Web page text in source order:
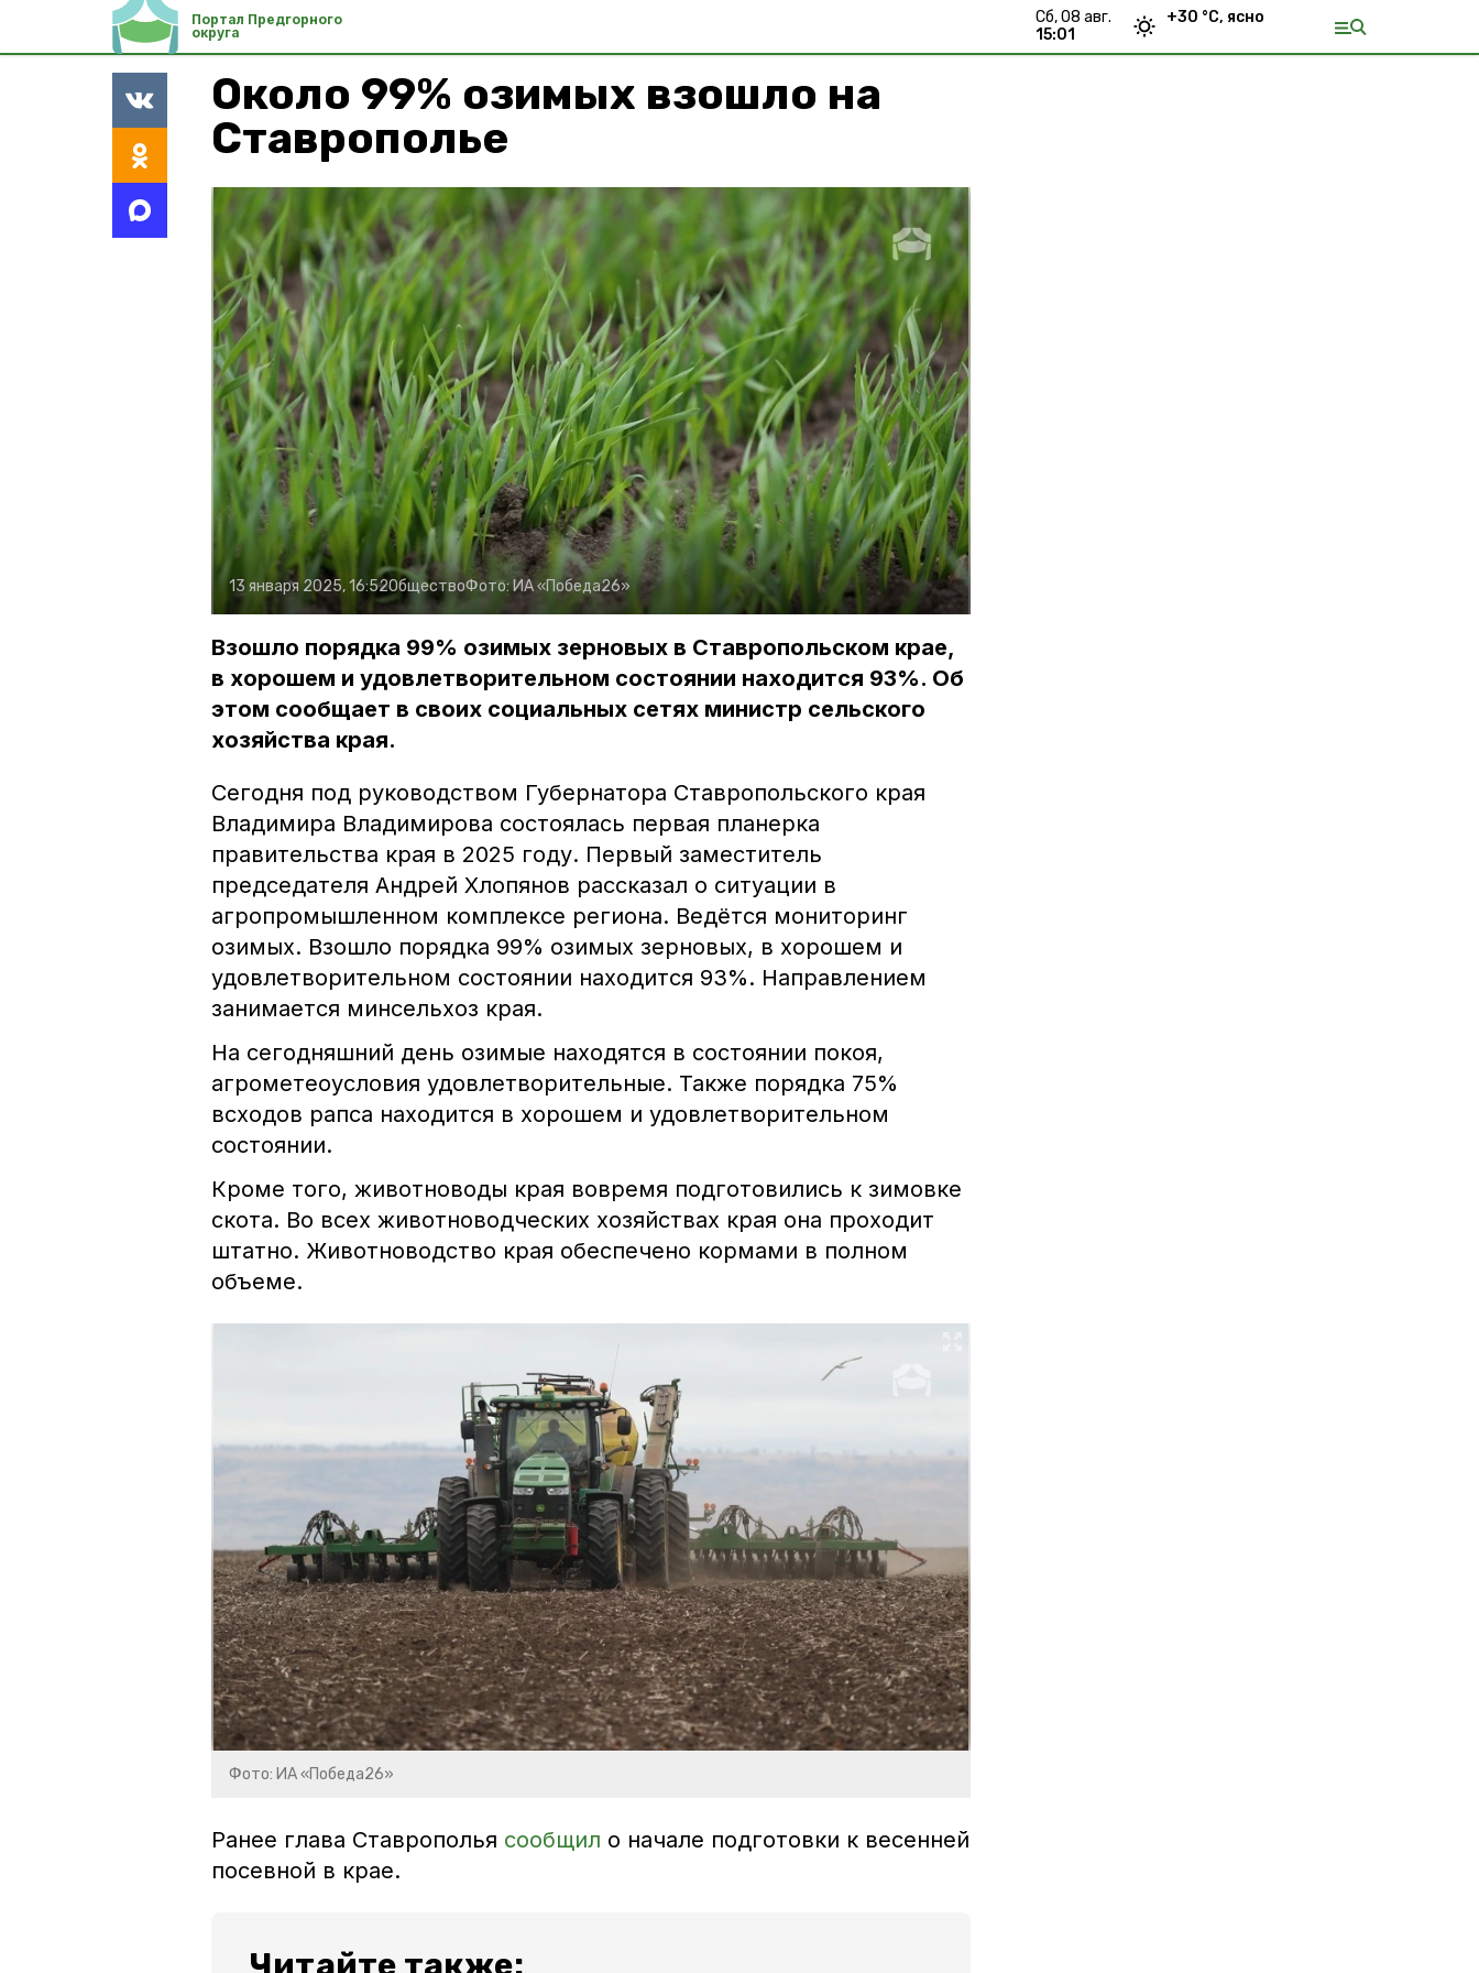
Портал Предгорного
округа
сб, 08 авг.
15:01
+30 °С, ясно
Около 99% озимых взошло на
Ставрополье
13 января 2025, 16:52ОбществоФото:ИА «Победа26»
Взошло порядка 99% озимых зерновых в Ставропольском крае,
в хорошем и удовлетворительном состоянии находится 93%. Об
этом сообщает в своих социальных сетях министр сельского
хозяйства края.
Сегодня под руководством Губернатора Ставропольского края
Владимира Владимирова состоялась первая планерка
правительства края в 2025 году. Первый заместитель
председателя Андрей Хлопянов рассказал о ситуации в
агропромышленном комплексе региона. Ведётся мониторинг
озимых. Взошло порядка 99% озимых зерновых, в хорошем и
удовлетворительном состоянии находится 93%. Направлением
занимается минсельхоз края.
На сегодняшний день озимые находятся в состоянии покоя,
агрометеоусловия удовлетворительные. Также порядка 75%
всходов рапса находится в хорошем и удовлетворительном
состоянии.
Кроме того, животноводы края вовремя подготовились к зимовке
скота. Во всех животноводческих хозяйствах края она проходит
штатно. Животноводство края обеспечено кормами в полном
объеме.
Фото: ИА «Победа26»
Ранее глава Ставрополья сообщил о начале подготовки к весенней
посевной в крае.